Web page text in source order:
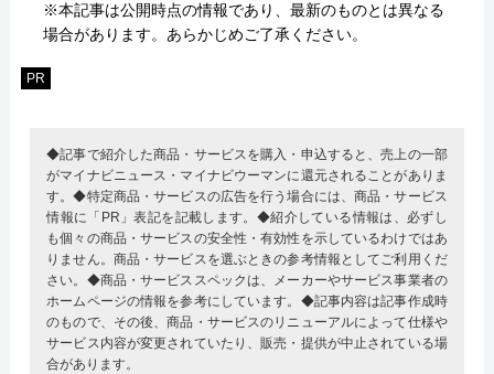
※本記事は公開時点の情報であり、最新のものとは異なる
場合があります。あらかじめご了承ください。
PR
◆記事で紹介した商品・サービスを購入・申込すると、売上の一部
がマイナビニュース・マイナビウーマンに還元されることがありま
す。◆特定商品・サービスの広告を行う場合には、商品・サービス
情報に「PR」表記を記載します。◆紹介している情報は、必ずし
も個々の商品・サービスの安全性・有効性を示しているわけではあ
りません。商品・サービスを選ぶときの参考情報としてご利用くだ
さい。◆商品・サービススペックは、メーカーやサービス事業者の
ホームページの情報を参考にしています。◆記事内容は記事作成時
のもので、その後、商品・サービスのリニューアルによって仕様や
サービス内容が変更されていたり、販売・提供が中止されている場
合があります。